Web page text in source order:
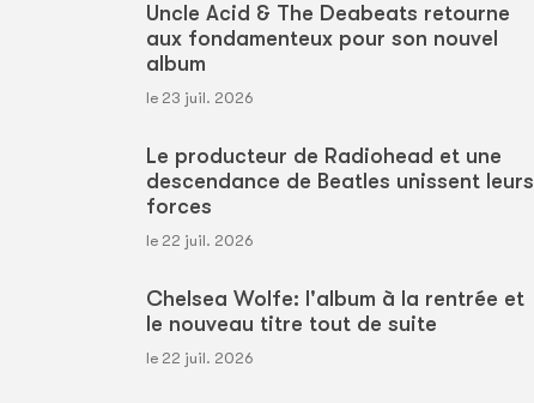
Uncle Acid & The Deabeats retourne
aux fondamenteux pour son nouvel
album
le 23 juil. 2026
Le producteur de Radiohead et une
descendance de Beatles unissent leurs
forces
le 22 juil. 2026
Chelsea Wolfe: l'album à la rentrée et
le nouveau titre tout de suite
le 22 juil. 2026